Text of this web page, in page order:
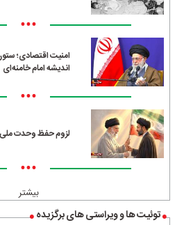
•••
امنیت اقتصادی؛
اندیشه امام خامنه‌ای
•••
لزوم حفظ وحدت ملی
•••
بیشتر
توئیت ها و ویراستی های برگزیده